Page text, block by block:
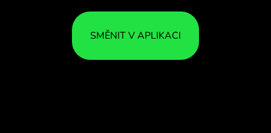
SMĚNIT V APLIKACI